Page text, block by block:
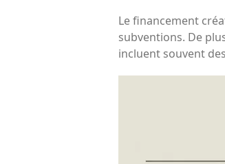
Le financement
subventions. De
incluent souvent